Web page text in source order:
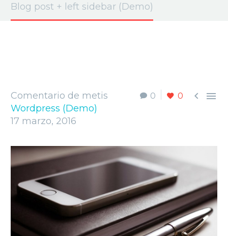
Blog post + left sidebar (Demo)
0 0  
Comentario de metis
Wordpress (Demo)
17 marzo, 2016